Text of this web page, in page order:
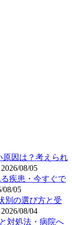
原因は？考えられ
2026/08/05
疾患・今すぐで
08/05
別の選び方と受
2026/08/04
対処法・病院へ